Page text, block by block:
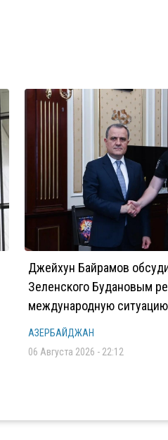
Джейхун Байрамов
Зеленского Будановым
международную ситуацию
АЗЕРБАЙДЖАН
06 Августа 2026 - 22:12